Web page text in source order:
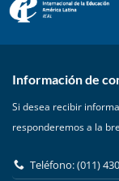
Información de
Si desea recibir
responderemos a la
Teléfono: (011)